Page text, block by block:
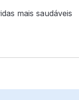
mais saudáveis